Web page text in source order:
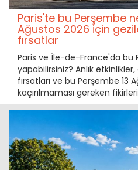
Paris'te bu Perşembe
Ağustos 2026 için
fırsatlar
Paris ve Île-de-France'da bu
yapabilirsiniz? Anlık
fırsatları ve bu Perşembe 13
kaçırılmaması gereken